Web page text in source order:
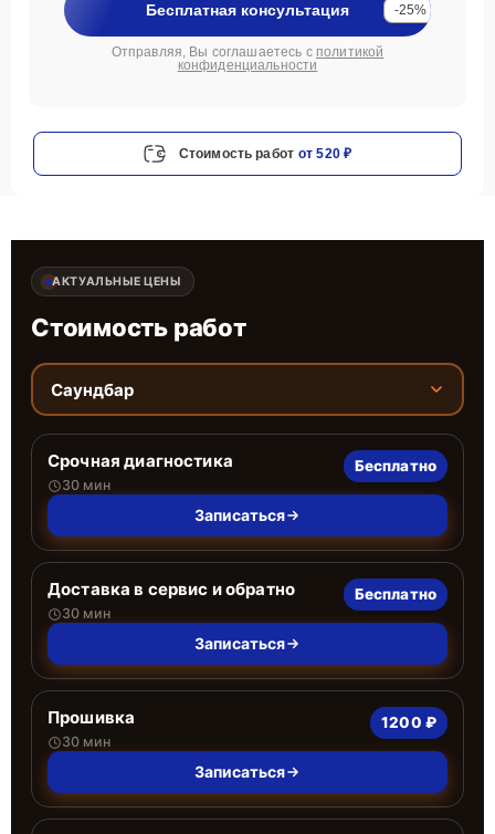
Бесплатная консультация -25%
Отправляя, Вы соглашаетесь с политикой
конфиденциальности
Стоимость работ от 520 ₽
АКТУАЛЬНЫЕ ЦЕНЫ
Стоимость работ
Саундбар
Срочная диагностика
30 мин
Бесплатно
Записаться
Доставка в сервис и обратно
30 мин
Бесплатно
Записаться
Прошивка
30 мин
1200 ₽
Записаться